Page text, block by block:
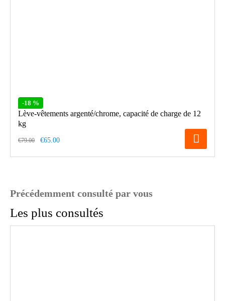
-18 %
Lève-vêtements argenté/chrome, capacité de charge de 12
kg
€79.00 €65.00
Précédemment consulté par vous
Les plus consultés